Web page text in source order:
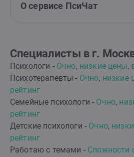
О сервисе ПсиЧат
Специалисты в г.
Психологи - Очно, низкие цены,
Психотерапевты - Очно, низкие
рейтинг
Семейные психологи - Очно,
рейтинг
Детские психологи - Очно,
рейтинг
Работаю с темами - Сложности